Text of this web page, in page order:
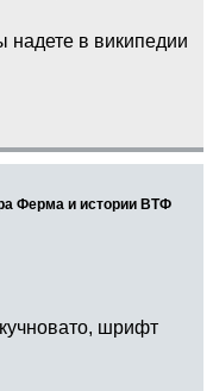
надете в википедии
Ферма и истории ВТФ
шрифт